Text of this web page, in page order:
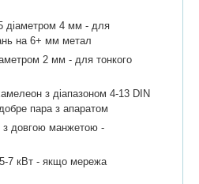
діаметром 4 мм - для
на 6+ мм метал
2 мм - для тонкого
з діапазоном 4-13 DIN
пара з апаратом
з довгою манжетою -
5-7 кВт - якщо мережа